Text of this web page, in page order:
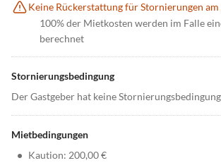
Keine Rückerstattung für Stornierungen
100% der Mietkosten werden im Falle
berechnet
Stornierungsbedingung
Der Gastgeber hat keine
Mietbedingungen
• Kaution: 200,00 €